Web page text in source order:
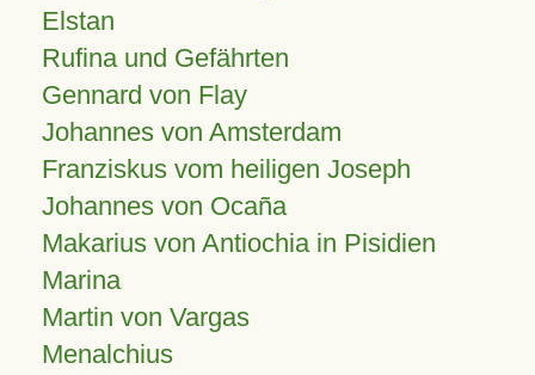
Elstan
Rufina und Gefährten
Gennard von Flay
Johannes von Amsterdam
Franziskus vom heiligen Joseph
Johannes von Ocaña
Makarius von Antiochia in Pisidien
Marina
Martin von Vargas
Menalchius